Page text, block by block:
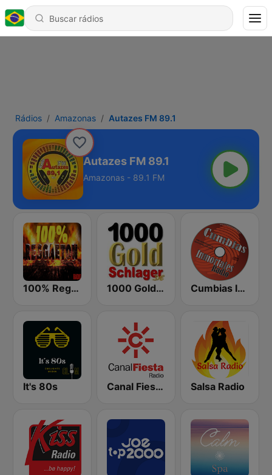
Rádios Amazonas Autazes FM 89.1
Autazes FM 89.1
Amazonas - 89.1 FM
100% Reggaeton Radio 1000 Goldschlager Cumbias Inmortales Radio
It's 80s Canal Fiesta Radio Salsa Radio